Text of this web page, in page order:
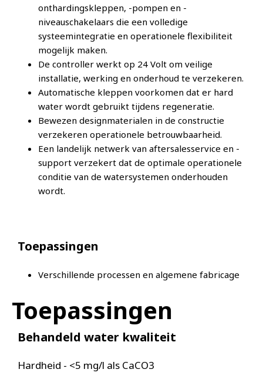
onthardingskleppen, -pompen en -
niveauschakelaars die een volledige
systeemintegratie en operationele flexibiliteit
mogelijk maken.
De controller werkt op 24 Volt om veilige
installatie, werking en onderhoud te verzekeren.
Automatische kleppen voorkomen dat er hard
water wordt gebruikt tijdens regeneratie.
Bewezen designmaterialen in de constructie
verzekeren operationele betrouwbaarheid.
Een landelijk netwerk van aftersalesservice en -
support verzekert dat de optimale operationele
conditie van de watersystemen onderhouden
wordt.
Toepassingen
Verschillende processen en algemene fabricage
Toepassingen
Behandeld water kwaliteit
Hardheid - <5 mg/l als CaCO3